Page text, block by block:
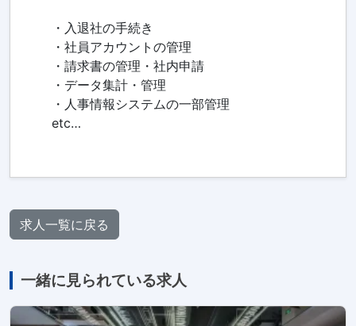
・入退社の手続き
・社員アカウントの管理
・請求書の管理・社内申請
・データ集計・管理
・人事情報システムの一部管理
etc…
求人一覧に戻る
一緒に見られている求人